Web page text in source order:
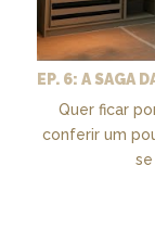
Quer ficar
conferir um